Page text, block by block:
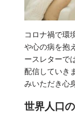
コロナ禍で環
や心の病を抱
ースレターで
配信していき
みいただき心
世界人口